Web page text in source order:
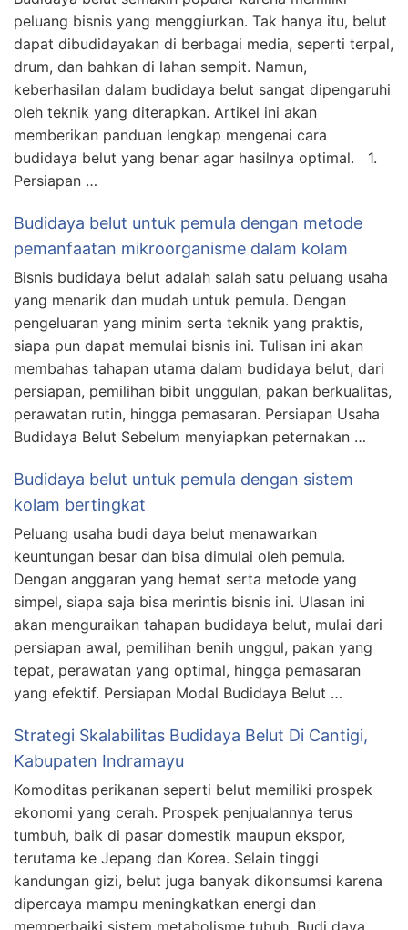
peluang bisnis yang menggiurkan. Tak hanya itu, belut
dapat dibudidayakan di berbagai media, seperti terpal,
drum, dan bahkan di lahan sempit. Namun,
keberhasilan dalam budidaya belut sangat dipengaruhi
oleh teknik yang diterapkan. Artikel ini akan
memberikan panduan lengkap mengenai cara
budidaya belut yang benar agar hasilnya optimal. 1.
Persiapan …
Budidaya belut untuk pemula dengan metode
pemanfaatan mikroorganisme dalam kolam
Bisnis budidaya belut adalah salah satu peluang usaha
yang menarik dan mudah untuk pemula. Dengan
pengeluaran yang minim serta teknik yang praktis,
siapa pun dapat memulai bisnis ini. Tulisan ini akan
membahas tahapan utama dalam budidaya belut, dari
persiapan, pemilihan bibit unggulan, pakan berkualitas,
perawatan rutin, hingga pemasaran. Persiapan Usaha
Budidaya Belut Sebelum menyiapkan peternakan …
Budidaya belut untuk pemula dengan sistem
kolam bertingkat
Peluang usaha budi daya belut menawarkan
keuntungan besar dan bisa dimulai oleh pemula.
Dengan anggaran yang hemat serta metode yang
simpel, siapa saja bisa merintis bisnis ini. Ulasan ini
akan menguraikan tahapan budidaya belut, mulai dari
persiapan awal, pemilihan benih unggul, pakan yang
tepat, perawatan yang optimal, hingga pemasaran
yang efektif. Persiapan Modal Budidaya Belut …
Strategi Skalabilitas Budidaya Belut Di Cantigi,
Kabupaten Indramayu
Komoditas perikanan seperti belut memiliki prospek
ekonomi yang cerah. Prospek penjualannya terus
tumbuh, baik di pasar domestik maupun ekspor,
terutama ke Jepang dan Korea. Selain tinggi
kandungan gizi, belut juga banyak dikonsumsi karena
dipercaya mampu meningkatkan energi dan
memperbaiki sistem metabolisme tubuh. Budi daya